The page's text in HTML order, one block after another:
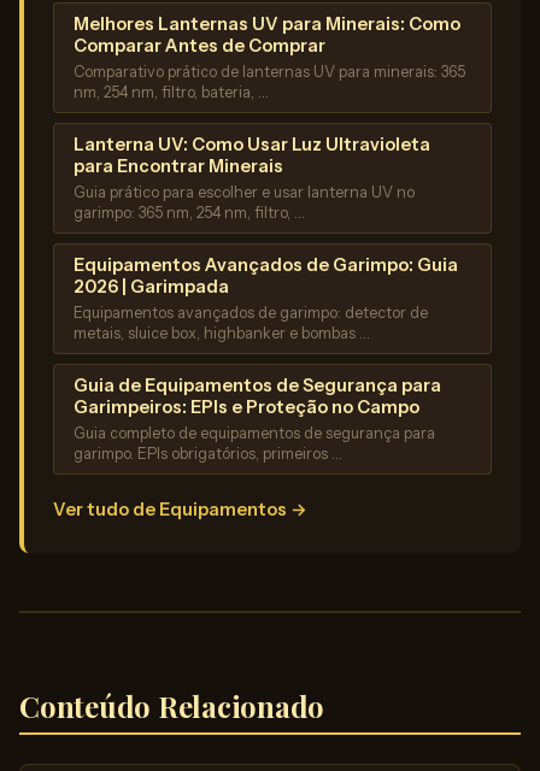
Melhores Lanternas UV para Minerais: Como
Comparar Antes de Comprar
Comparativo prático de lanternas UV para minerais: 365
nm, 254 nm, filtro, bateria, …
Lanterna UV: Como Usar Luz Ultravioleta
para Encontrar Minerais
Guia prático para escolher e usar lanterna UV no
garimpo: 365 nm, 254 nm, filtro, …
Equipamentos Avançados de Garimpo: Guia
2026 | Garimpada
Equipamentos avançados de garimpo: detector de
metais, sluice box, highbanker e bombas …
Guia de Equipamentos de Segurança para
Garimpeiros: EPIs e Proteção no Campo
Guia completo de equipamentos de segurança para
garimpo. EPIs obrigatórios, primeiros …
Ver tudo de Equipamentos →
Conteúdo Relacionado